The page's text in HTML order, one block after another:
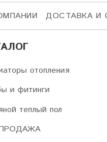
ДОСТАВКА И
отопления
и фитинги
теплый пол